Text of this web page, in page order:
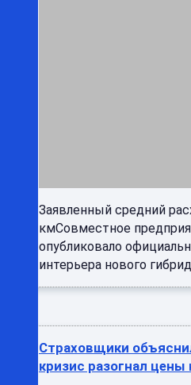
Страховщики
кризис разогнал